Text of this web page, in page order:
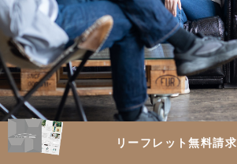
リーフレット無料請求